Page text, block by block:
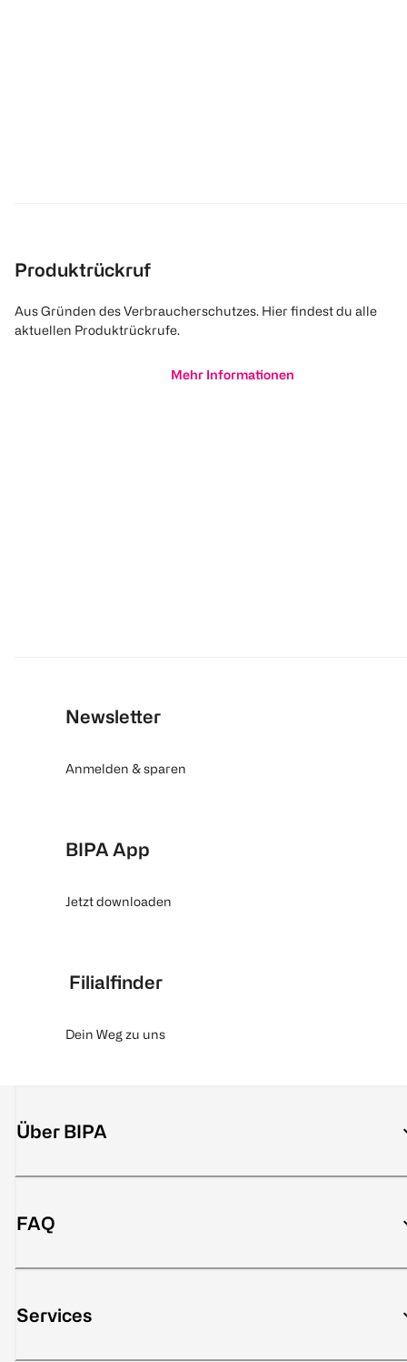
Produktrückruf
Aus Gründen des Verbraucherschutzes. Hier findest du alle
aktuellen Produktrückrufe.
Mehr Informationen
Newsletter
Anmelden & sparen
BIPA App
Jetzt downloaden
Filialfinder
Dein Weg zu uns
Über BIPA
FAQ
Services